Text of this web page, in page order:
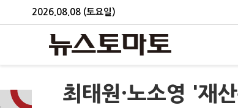
2026.08.08 (토요일)
최태원·노소영 '재